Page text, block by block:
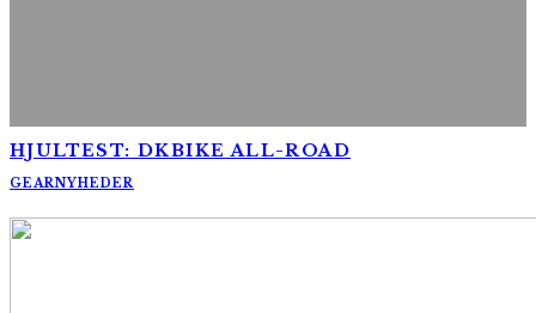
HJULTEST: DKBIKE ALL-ROAD
GEARNYHEDER